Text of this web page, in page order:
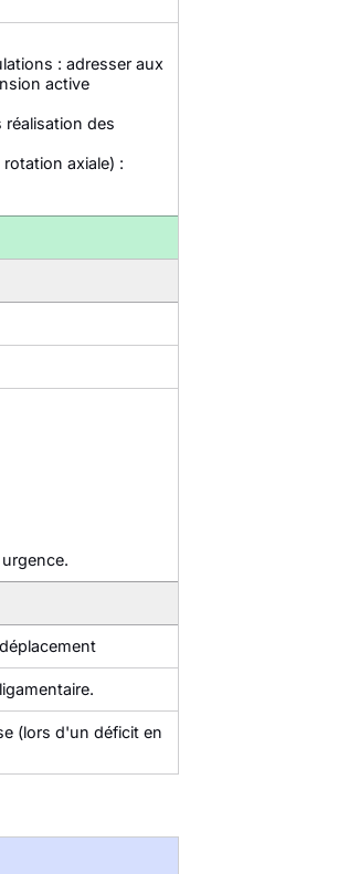
: adresser aux
active
réalisation des
axiale) :
(lors d'un déficit en